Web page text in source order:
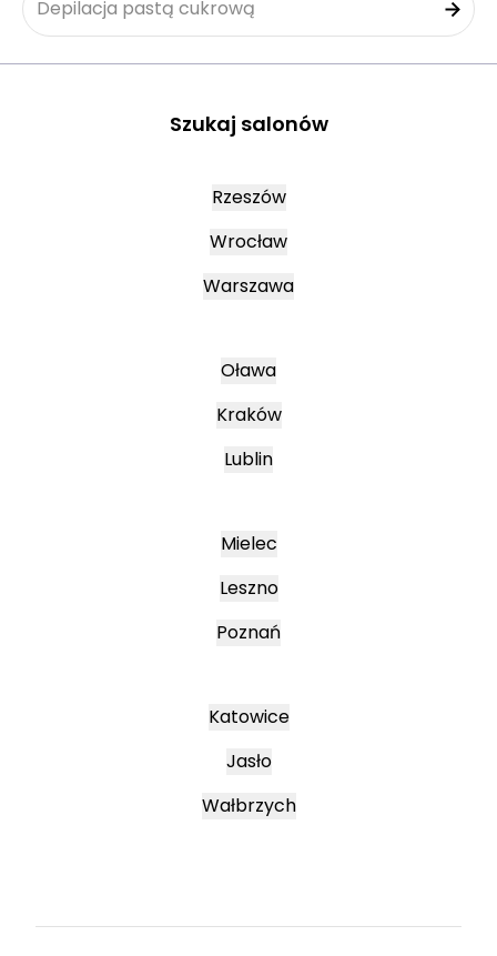
Depilacja pastą cukrową
Szukaj salonów
Rzeszów
Wrocław
Warszawa
Oława
Kraków
Lublin
Mielec
Leszno
Poznań
Katowice
Jasło
Wałbrzych